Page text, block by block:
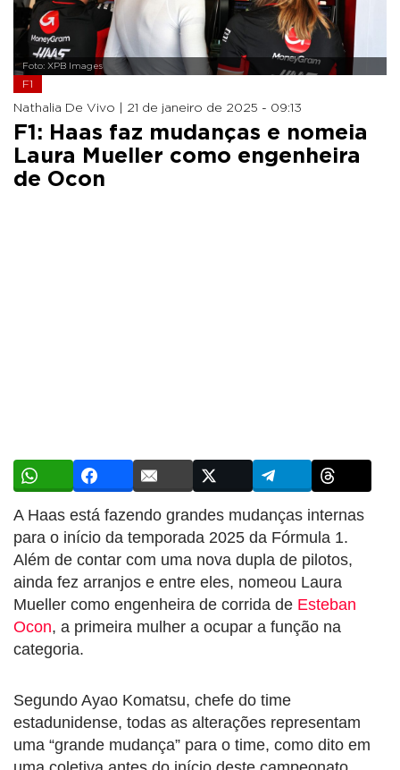
Foto: XPB Images
F1
Nathalia De Vivo | 21 de janeiro de 2025 - 09:13
F1: Haas faz mudanças e nomeia
Laura Mueller como engenheira
de Ocon
A Haas está fazendo grandes mudanças internas
para o início da temporada 2025 da Fórmula 1.
Além de contar com uma nova dupla de pilotos,
ainda fez arranjos e entre eles, nomeou Laura
Mueller como engenheira de corrida de Esteban
Ocon, a primeira mulher a ocupar a função na
categoria.
Segundo Ayao Komatsu, chefe do time
estadunidense, todas as alterações representam
uma “grande mudança” para o time, como dito em